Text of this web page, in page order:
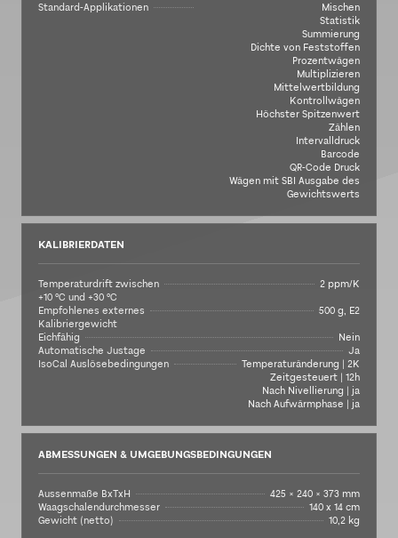
Standard-Applikationen
Mischen
Statistik
Summierung
Dichte von Feststoffen
Prozentwägen
Multiplizieren
Mittelwertbildung
Kontrollwägen
Höchster Spitzenwert
Zählen
Intervalldruck
Barcode
QR-Code Druck
Wägen mit SBI Ausgabe des
Gewichtswerts
KALIBRIERDATEN
Temperaturdrift zwischen
+10 °C und +30 °C
2 ppm/K
Empfohlenes externes
Kalibriergewicht
500 g, E2
Eichfähig
Nein
Automatische Justage
Ja
IsoCal Auslösebedingungen
Temperaturänderung | 2K
Zeitgesteuert | 12h
Nach Nivellierung | ja
Nach Aufwärmphase | ja
ABMESSUNGEN & UMGEBUNGSBEDINGUNGEN
Aussenmaße BxTxH
425 × 240 × 373 mm
Waagschalendurchmesser
140 x 14 cm
Gewicht (netto)
10,2 kg